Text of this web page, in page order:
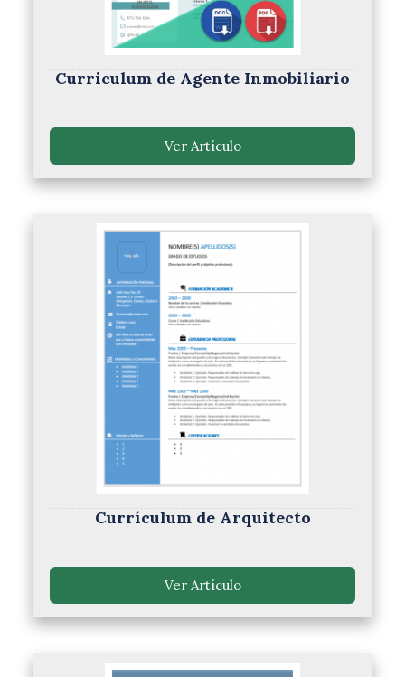
Curriculum de Agente Inmobiliario
Ver Artículo
Currículum de Arquitecto
Ver Artículo